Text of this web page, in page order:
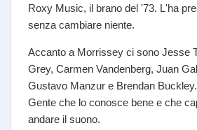
Roxy Music, il brano del '73. L'ha
senza cambiare niente.
Accanto a Morrissey ci sono Jesse
Grey, Carmen Vandenberg, Juan
Gustavo Manzur e Brendan
Gente che lo conosce bene e che
andare il suono.